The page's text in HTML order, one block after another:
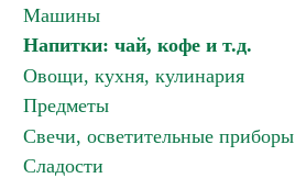
Машины
Напитки: чай, кофе и т.д.
Овощи, кухня, кулинария
Предметы
Свечи, осветительные приборы
Сладости